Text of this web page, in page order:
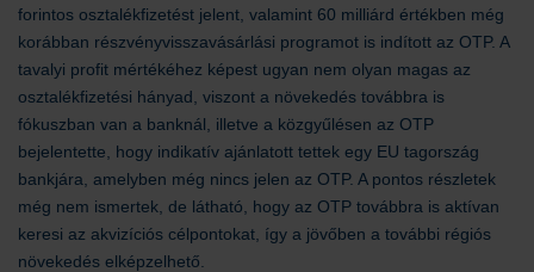
forintos osztalékfizetést jelent, valamint 60 milliárd értékben még
korábban részvényvisszavásárlási programot is indított az OTP. A
tavalyi profit mértékéhez képest ugyan nem olyan magas az
osztalékfizetési hányad, viszont a növekedés továbbra is
fókuszban van a banknál, illetve a közgyűlésen az OTP
bejelentette, hogy indikatív ajánlatott tettek egy EU tagország
bankjára, amelyben még nincs jelen az OTP. A pontos részletek
még nem ismertek, de látható, hogy az OTP továbbra is aktívan
keresi az akvizíciós célpontokat, így a jövőben a további régiós
növekedés elképzelhető.